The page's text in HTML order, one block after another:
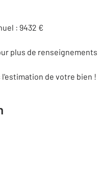
: 9432 €
plus de renseignements
de votre bien !